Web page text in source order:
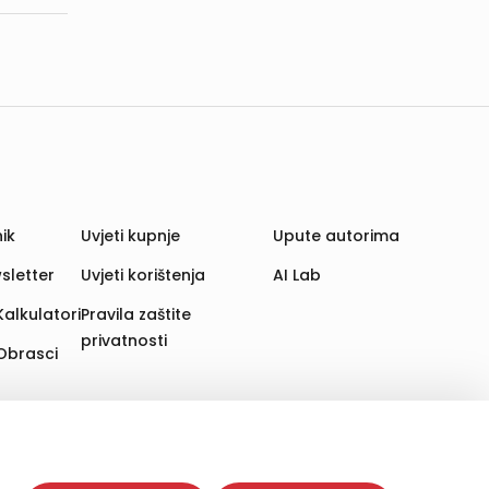
Time poboljšavamo korisničko iskustvo,
web stranica i uređaja u tu svrhu. Naši partneri
Uvjeti kupnje
Uvjeti korištenja
Pravila zaštite
privatnosti
Upute autorima
AI Lab